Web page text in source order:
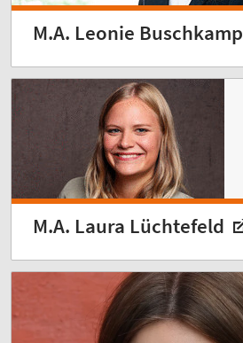
M.A. Leonie Buschkamp
M.A. Laura Lüchtefeld